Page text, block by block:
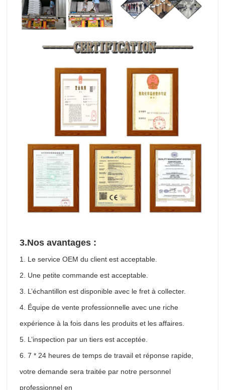
3.Nos avantages :
1. Le service OEM du client est acceptable.
2. Une petite commande est acceptable.
3. L’échantillon est disponible avec le fret à collecter.
4. Équipe de vente professionnelle avec une riche
expérience à la fois dans les produits et les affaires.
5. L’inspection par un tiers est acceptée.
6. 7 * 24 heures de temps de travail et réponse rapide,
votre demande sera traitée par notre personnel
professionnel en